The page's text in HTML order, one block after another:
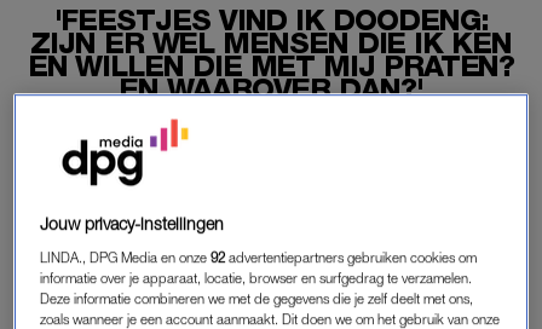
'FEESTJES VIND IK DOODENG:
ZIJN ER WEL MENSEN DIE IK KEN
EN WILLEN DIE MET MIJ PRATEN?
EN WAAROVER DAN?'
25-06-2026
LEES VERDER MET
PREMIUM
Jouw privacy-instellingen
LINDA., DPG Media en onze92 advertentiepartners gebruiken cookies om
informatie over je apparaat, locatie, browser en surfgedrag te verzamelen.
Deze informatie combineren we met de gegevens die je zelf deelt met ons,
zoals wanneer je een account aanmaakt. Dit doen we om het gebruik van onze